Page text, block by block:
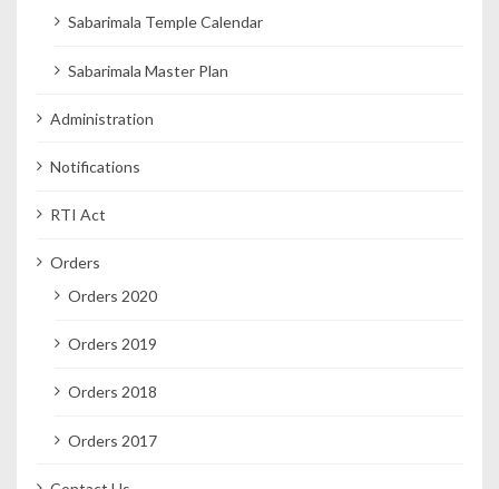
Sabarimala Temple Calendar
Sabarimala Master Plan
Administration
Notifications
RTI Act
Orders
Orders 2020
Orders 2019
Orders 2018
Orders 2017